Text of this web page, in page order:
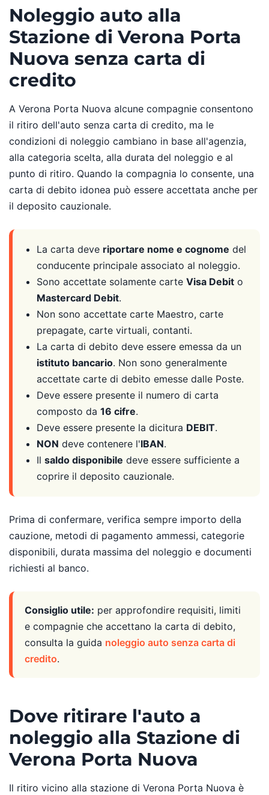
Noleggio auto alla
Stazione di Verona Porta
Nuova senza carta di
credito
A Verona Porta Nuova alcune compagnie consentono
il ritiro dell'auto senza carta di credito, ma le
condizioni di noleggio cambiano in base all'agenzia,
alla categoria scelta, alla durata del noleggio e al
punto di ritiro. Quando la compagnia lo consente, una
carta di debito idonea può essere accettata anche per
il deposito cauzionale.
La carta deve riportare nome e cognome del
conducente principale associato al noleggio.
Sono accettate solamente carte Visa Debit o
Mastercard Debit.
Non sono accettate carte Maestro, carte
prepagate, carte virtuali, contanti.
La carta di debito deve essere emessa da un
istituto bancario. Non sono generalmente
accettate carte di debito emesse dalle Poste.
Deve essere presente il numero di carta
composto da 16 cifre.
Deve essere presente la dicitura DEBIT.
NON deve contenere l'IBAN.
Il saldo disponibile deve essere sufficiente a
coprire il deposito cauzionale.
Prima di confermare, verifica sempre importo della
cauzione, metodi di pagamento ammessi, categorie
disponibili, durata massima del noleggio e documenti
richiesti al banco.
Consiglio utile: per approfondire requisiti, limiti
e compagnie che accettano la carta di debito,
consulta la guida noleggio auto senza carta di
credito.
Dove ritirare l'auto a
noleggio alla Stazione di
Verona Porta Nuova
Il ritiro vicino alla stazione di Verona Porta Nuova è